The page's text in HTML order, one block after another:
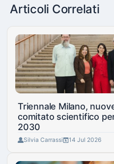
Articoli Correlati
Triennale Milano,
comitato scientifico
2030
Silvia Carrassi 14 Jul 2026